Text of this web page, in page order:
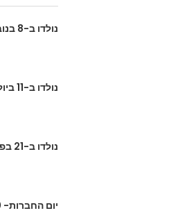
נולדו ב-8 בנובמבר
נולדו ב-11 ביולי
נולדו ב-21 בפברואר
יום החברות- 30 ביולי